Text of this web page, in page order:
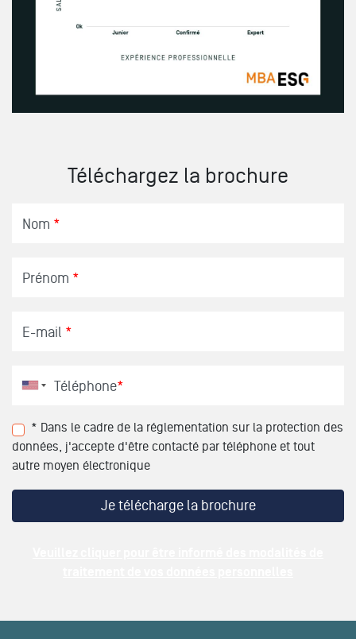
Téléchargez la brochure
Nom *
Prénom *
E-mail *
Téléphone*
* Dans le cadre de la réglementation sur la protection des
données, j'accepte d'être contacté par téléphone et tout
autre moyen électronique